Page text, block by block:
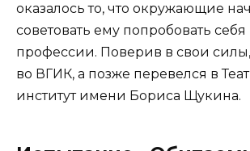
оказалось то, что окружающие
советовать ему попробовать себя
профессии. Поверив в свои
во ВГИК, а позже перевелся в
институт имени Бориса Щукина.